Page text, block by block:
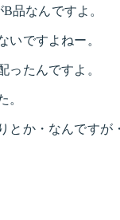
品なんですよ。
いですよねー。
ったんですよ。
。
とか・なんです